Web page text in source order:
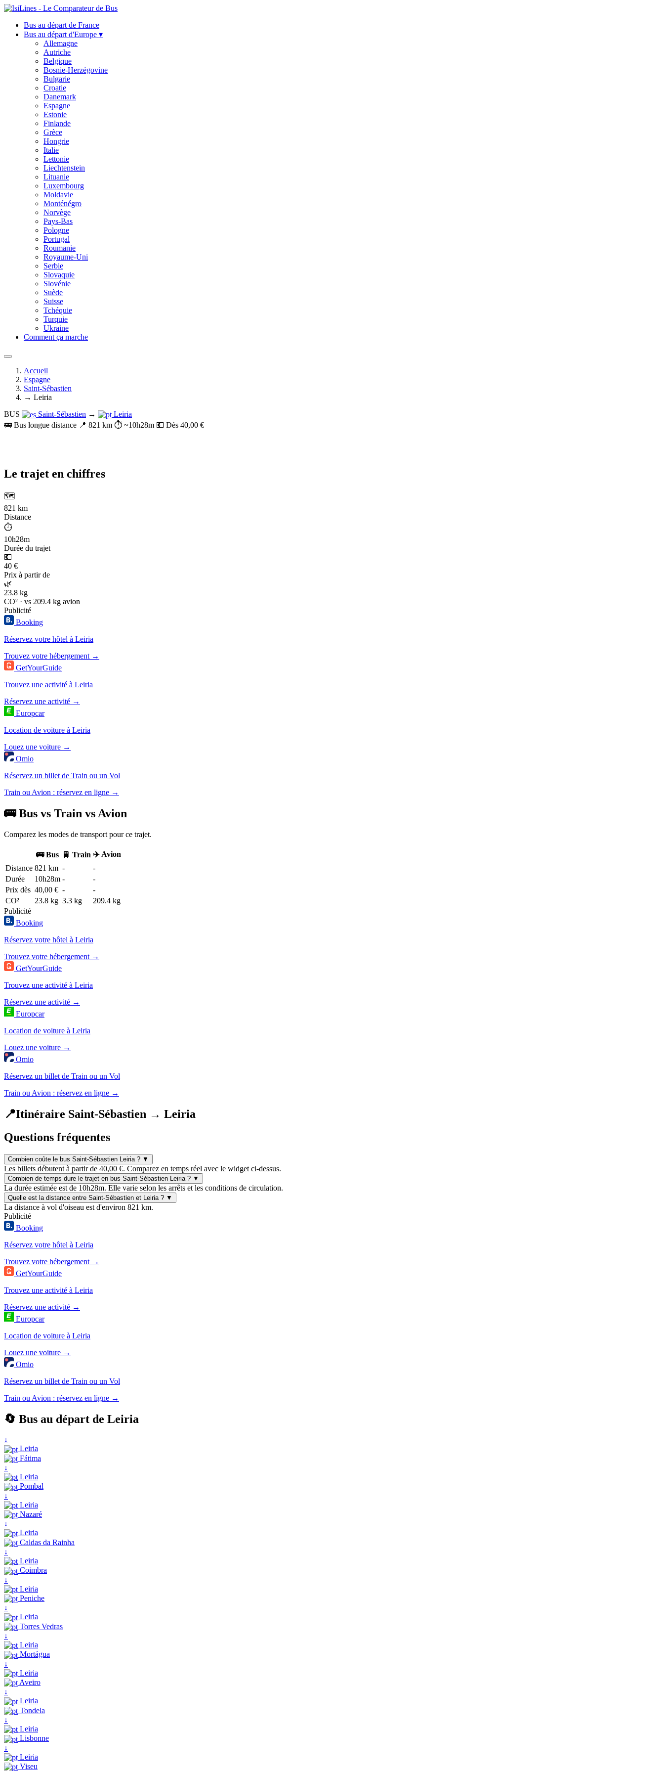
Bus au départ de France
Bus au départ d'Europe ▾
Allemagne
Autriche
Belgique
Bosnie-Herzégovine
Bulgarie
Croatie
Danemark
Espagne
Estonie
Finlande
Grèce
Hongrie
Italie
Lettonie
Liechtenstein
Lituanie
Luxembourg
Moldavie
Monténégro
Norvège
Pays-Bas
Pologne
Portugal
Roumanie
Royaume-Uni
Serbie
Slovaquie
Slovénie
Suède
Suisse
Tchéquie
Turquie
Ukraine
Comment ça marche
Accueil
Espagne
Saint-Sébastien
→ Leiria
BUS
Saint-Sébastien →
Leiria
🚌 Bus longue distance 📍 821 km ⏱️ ~10h28m 💶 Dès 40,00 €
Le trajet en chiffres
🗺️
821 km
Distance
⏱️
10h28m
Durée du trajet
💶
40 €
Prix à partir de
🌿
23.8 kg
CO² · vs 209.4 kg avion
Publicité
Booking
Réservez votre hôtel à Leiria
Trouvez votre hébergement →
GetYourGuide
Trouvez une activité à Leiria
Réservez une activité →
Europcar
Location de voiture à Leiria
Louez une voiture →
Omio
Réservez un billet de Train ou un Vol
Train ou Avion : réservez en ligne →
🚌 Bus vs Train vs Avion
Comparez les modes de transport pour ce trajet.
🚌 Bus 🚆 Train ✈️ Avion
Distance 821 km -
-
Durée
10h28m -
-
Prix dès 40,00 € -
-
CO²
23.8 kg 3.3 kg
209.4 kg
Publicité
Booking
Réservez votre hôtel à Leiria
Trouvez votre hébergement →
GetYourGuide
Trouvez une activité à Leiria
Réservez une activité →
Europcar
Location de voiture à Leiria
Louez une voiture →
Omio
Réservez un billet de Train ou un Vol
Train ou Avion : réservez en ligne →
📍Itinéraire Saint-Sébastien → Leiria
Questions fréquentes
Combien coûte le bus Saint-Sébastien Leiria ? ▼
Les billets débutent à partir de 40,00 €. Comparez en temps réel avec le widget ci-dessus.
Combien de temps dure le trajet en bus Saint-Sébastien Leiria ? ▼
La durée estimée est de 10h28m. Elle varie selon les arrêts et les conditions de circulation.
Quelle est la distance entre Saint-Sébastien et Leiria ? ▼
La distance à vol d'oiseau est d'environ 821 km.
Publicité
Booking
Réservez votre hôtel à Leiria
Trouvez votre hébergement →
GetYourGuide
Trouvez une activité à Leiria
Réservez une activité →
Europcar
Location de voiture à Leiria
Louez une voiture →
Omio
Réservez un billet de Train ou un Vol
Train ou Avion : réservez en ligne →
🔄 Bus au départ de Leiria
↓
Leiria
Fátima
↓
Leiria
Pombal
↓
Leiria
Nazaré
↓
Leiria
Caldas da Rainha
↓
Leiria
Coimbra
↓
Leiria
Peniche
↓
Leiria
Torres Vedras
↓
Leiria
Mortágua
↓
Leiria
Aveiro
↓
Leiria
Tondela
↓
Leiria
Lisbonne
↓
Leiria
Viseu